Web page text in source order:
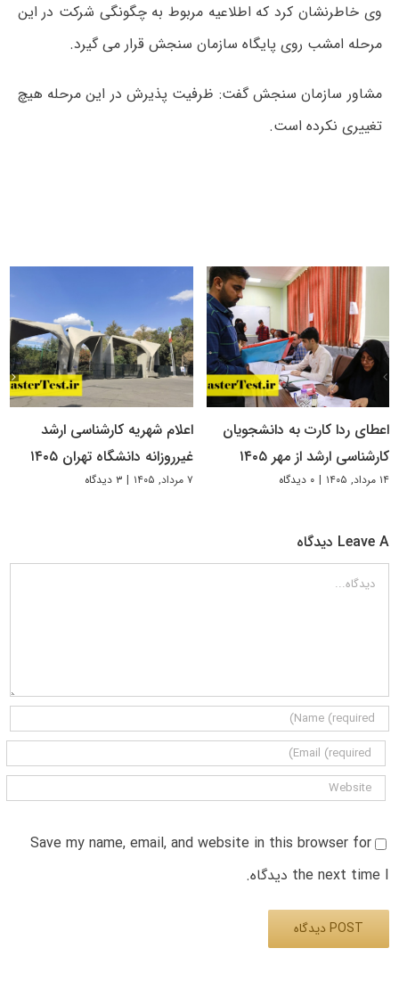
وی خاطرنشان کرد که اطلاعیه مربوط به چگونگی شرکت در این
مرحله امشب روی پایگاه سازمان سنجش قرار می گیرد.
مشاور سازمان سنجش گفت: ظرفیت پذیرش در این مرحله هیچ
تغییری نکرده است.
اعطای ردا کارت به دانشجویان
کارشناسی ارشد از مهر ۱۴۰۵
۱۴ مرداد, ۱۴۰۵ | ۰ دیدگاه
اعلام شهریه کارشناسی ارشد
غیرروزانه دانشگاه تهران ۱۴۰۵
۷ مرداد, ۱۴۰۵ | ۳ دیدگاه
Leave A دیدگاه
دیدگاه
Save my name, email, and website in this browser for
the next time I دیدگاه.